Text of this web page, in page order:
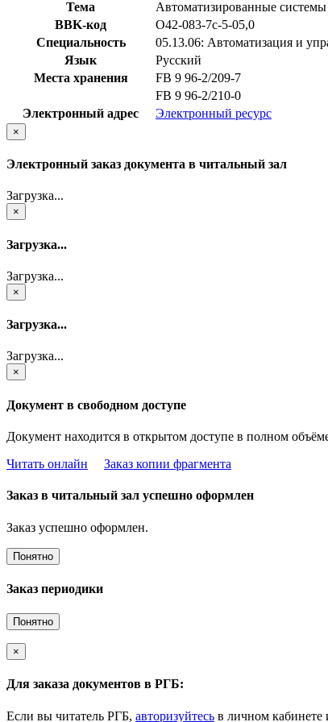
Тема
Автоматизированные
BBK-код
О42-083-7с-5-05,0
Специальность
05.13.06: Автоматизация и
Язык
Русский
Места хранения
FB 9 96-2/209-7
FB 9 96-2/210-0
Электронный адрес
Электронный ресурс
×
Электронный заказ документа в читальный зал
Загрузка...
×
Загрузка...
Загрузка...
×
Загрузка...
Загрузка...
×
Документ в свободном доступе
Документ находится в открытом доступе в полном
Читать онлайн
Заказ копии фрагмента
Заказ в читальный зал успешно оформлен
Заказ успешно оформлен.
Понятно
Заказ периодики
Понятно
×
Для заказа документов в РГБ:
Если вы читатель РГБ, авторизуйтесь в личном кабинете